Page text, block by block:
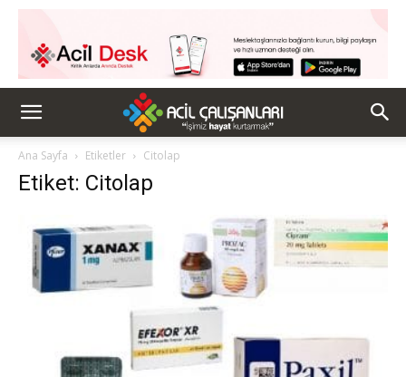
Ana Sayfa Etiketler Citolap
Etiket: Citolap